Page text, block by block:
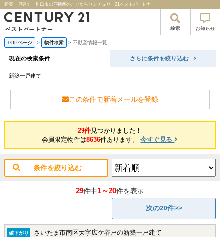
新築一戸建て｜川口市の不動産のことならセンチュリー21ベストパートナー
検索 お知らせ
TOPページ > 物件検索 > 不動産情報一覧
現在の検索条件 さらに条件を絞り込む
新築一戸建て
この条件で新着メールを登録
29件見つかりました！
会員限定物件は8636件あります。今すぐ見る
条件を絞り込む
29件中1～20件を表示
次の20件>>
値下がり さいたま市南区大字広ケ谷戸の新築一戸建て